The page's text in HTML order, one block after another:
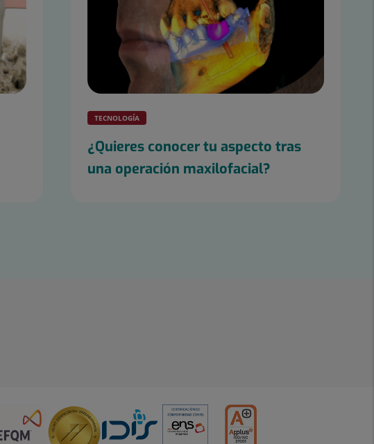
TECNOLOGÍA
¿Quieres conocer tu aspecto tras
una operación maxilofacial?